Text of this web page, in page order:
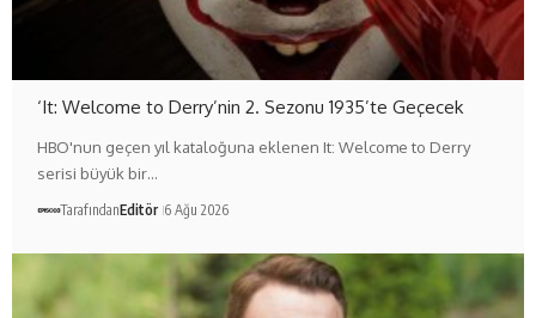
‘It: Welcome to Derry’nin 2. Sezonu 1935’te Geçecek
HBO'nun geçen yıl kataloğuna eklenen It: Welcome to Derry
serisi büyük bir…
TarafındanEditör 6 Ağu 2026